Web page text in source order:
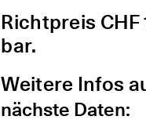
Richtpreis
bar.
Weitere Infos
nächste Daten: